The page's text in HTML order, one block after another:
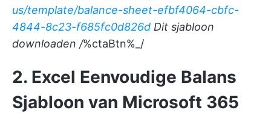
us/template/balance-sheet-efbf4064-cbfc-
4844-8c23-f685fc0d826d Dit sjabloon
downloaden /%ctaBtn%_/
2. Excel Eenvoudige Balans
Sjabloon van Microsoft 365